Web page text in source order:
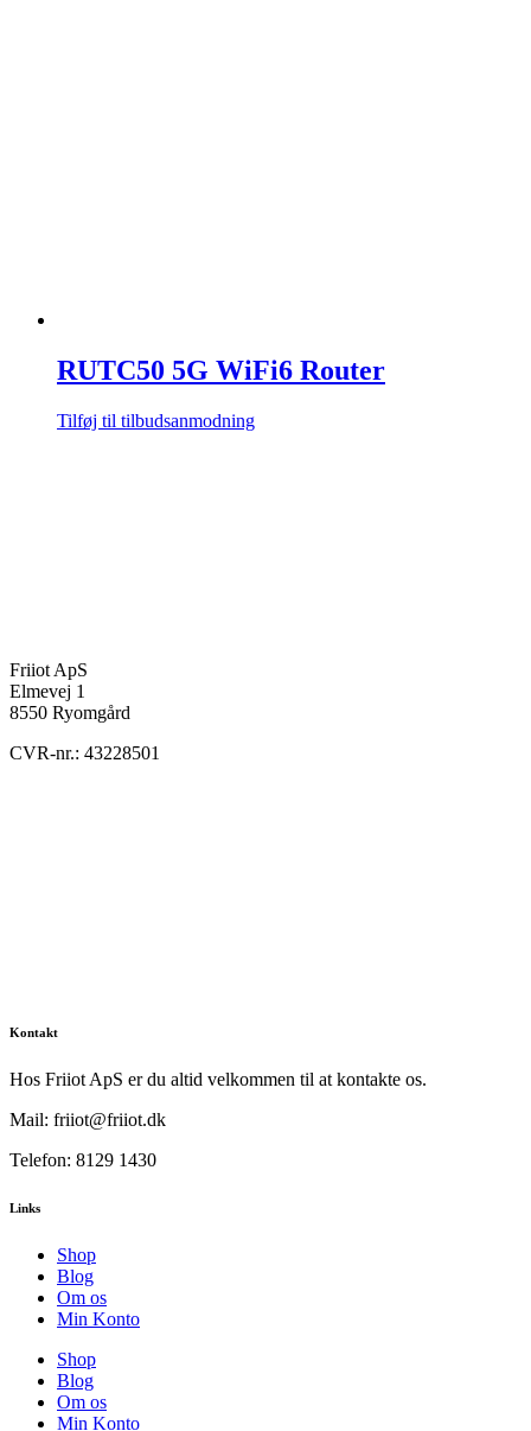
RUTC50 5G WiFi6 Router
Tilføj til tilbudsanmodning
Friiot ApS
Elmevej 1
8550 Ryomgård
CVR-nr.: 43228501
Kontakt
Hos Friiot ApS er du altid velkommen til at kontakte os.
Mail: friiot@friiot.dk
Telefon: 8129 1430
Links
Shop
Blog
Om os
Min Konto
Shop
Blog
Om os
Min Konto